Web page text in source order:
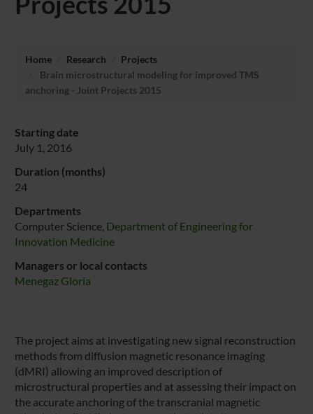
Home Research
Projects
Brain microstructural modeling for improved TMS
anchoring - Joint Projects 2015
Starting date
July 1, 2016
Duration (months)
24
Departments
Computer Science, Department of Engineering for
Innovation Medicine
Managers or local contacts
Menegaz Gloria
The project aims at investigating new signal reconstruction
methods from diffusion magnetic resonance imaging
(dMRI) allowing an improved description of
microstructural properties and at assessing their impact on
the accurate anchoring of the transcranial magnetic